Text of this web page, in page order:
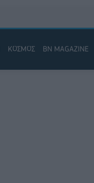
ΚΟΣΜΟΣ BN MAGAZINE